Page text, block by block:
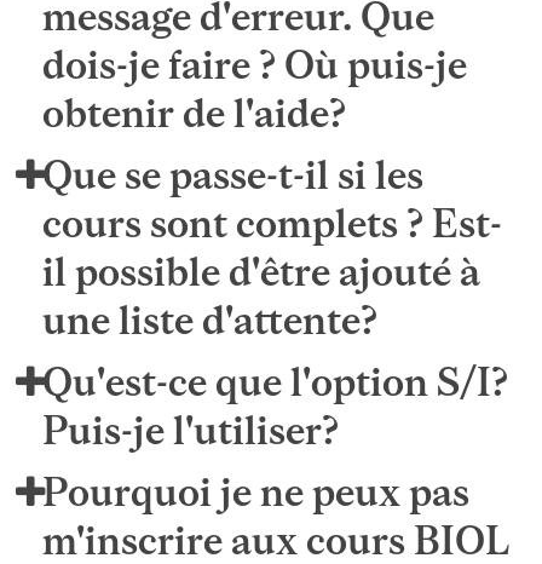
message d'erreur. Que
dois-je faire ? Où puis-je
obtenir de l'aide?
Que se passe-t-il si les
cours sont complets ? Est-
il possible d'être ajouté à
une liste d'attente?
Qu'est-ce que l'option S/I?
Puis-je l'utiliser?
Pourquoi je ne peux pas
m'inscrire aux cours BIOL